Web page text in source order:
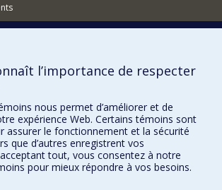
à l’intervention socio-judiciaire sur les plan
clinique et professionnel.
DES SCIENCES
l’importance de respecter
nous permet d’améliorer et de
expérience Web. Certains témoins sont
assurer le fonctionnement et la sécurité
que d’autres enregistrent vos
tout, vous consentez à notre
pour mieux répondre à vos besoins.